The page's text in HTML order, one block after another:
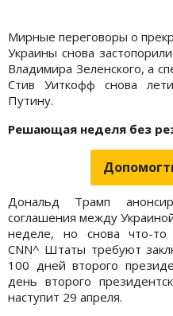
Мирные переговоры о
Украины снова
Владимира Зеленского, а
Стив Уиткофф снова
Путину.
Решающая неделя без
Дональд Трамп
соглашения между
неделе, но снова что-
CNN^ Штаты требуют
100 дней второго
день второго
наступит 29 апреля.